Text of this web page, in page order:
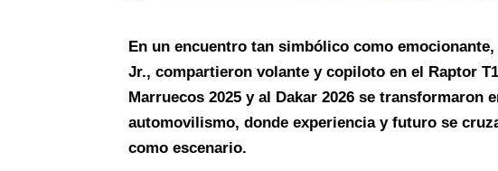
En un encuentro tan simbólico como
Jr., compartieron volante y copiloto en el Raptor
Marruecos 2025 y al Dakar 2026 se transformaron
automovilismo, donde experiencia y futuro se
como escenario.